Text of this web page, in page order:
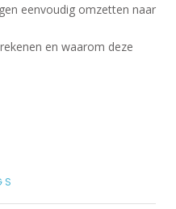
eenvoudig omzetten naar
en waarom deze